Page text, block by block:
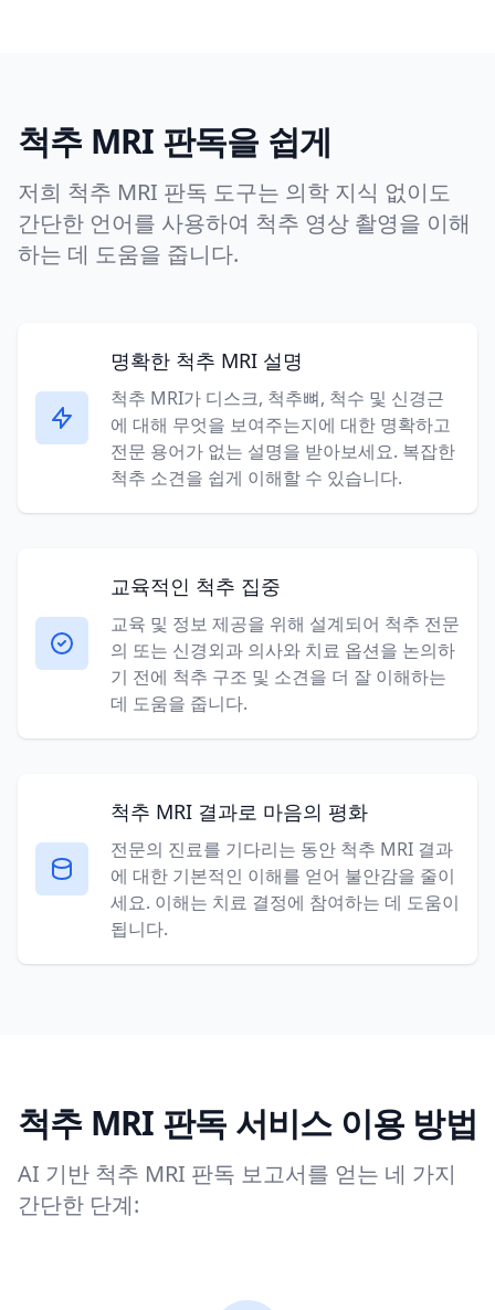
척추 MRI 판독을 쉽게
저희 척추 MRI 판독 도구는 의학 지식 없이도
간단한 언어를 사용하여 척추 영상 촬영을 이해
하는 데 도움을 줍니다.
명확한 척추 MRI 설명
척추 MRI가 디스크, 척추뼈, 척수 및 신경근
에 대해 무엇을 보여주는지에 대한 명확하고
전문 용어가 없는 설명을 받아보세요. 복잡한
척추 소견을 쉽게 이해할 수 있습니다.
교육적인 척추 집중
교육 및 정보 제공을 위해 설계되어 척추 전문
의 또는 신경외과 의사와 치료 옵션을 논의하
기 전에 척추 구조 및 소견을 더 잘 이해하는
데 도움을 줍니다.
척추 MRI 결과로 마음의 평화
전문의 진료를 기다리는 동안 척추 MRI 결과
에 대한 기본적인 이해를 얻어 불안감을 줄이
세요. 이해는 치료 결정에 참여하는 데 도움이
됩니다.
척추 MRI 판독 서비스 이용 방법
AI 기반 척추 MRI 판독 보고서를 얻는 네 가지
간단한 단계: